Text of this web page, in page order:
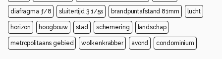
diafragma ƒ/8 sluitertijd 3 1/5s brandpuntafstand 81mm lucht
horizon hoogbouw stad schemering landschap
metropolitaans gebied wolkenkrabber avond condominium